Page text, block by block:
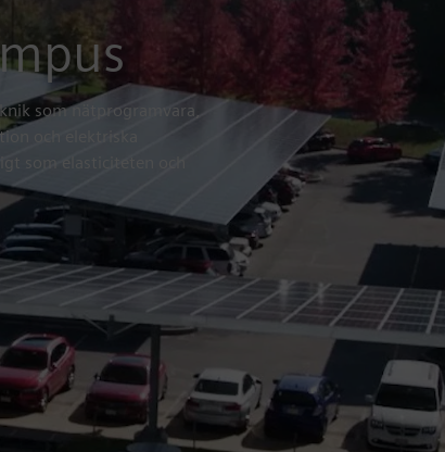
som nätprogramvara,
och elektriska
som elasticiteten och